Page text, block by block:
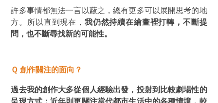
許多事情都無法一言以蔽之，總有更多可以展開思考的地
方。所以直到現在， 我仍然持續在繪畫裡打轉，不斷提
問，也不斷尋找新的可能性。
Ｑ 創作關注的面向？
過去我的創作大多從個人經驗出發，投射到比較劇場性的